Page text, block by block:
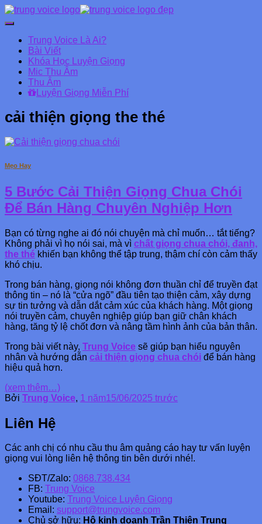
Chuyển
Danh
mục
chính
Trung Voice Là Ai?
Bài Viết
Khóa Học Luyện Giọng
Mic Thu Âm
Thu Âm
Luyện Giọng Miễn Phí
cải thiện giọng the thé
Mẹo Hay
5 Bước Cải Thiện Giọng Chua Chói
Để Bán Hàng Chuyên Nghiệp Hơn
Bạn có từng nghe ai đó nói chuyện mà chỉ muốn… tắt tiếng?
Không phải vì họ nói sai, mà vì chất giọng chua chói, đanh,
the thé khiến bạn không thể tập trung, thậm chí còn cảm thấy
khó chịu.
Trong bán hàng, giọng nói không đơn thuần chỉ để truyền đạt
thông tin – nó là “cửa ngõ” đầu tiên tạo thiện cảm, xây dựng
sự tin tưởng và dẫn dắt cảm xúc của khách hàng. Một giọng
nói truyền cảm, chuyên nghiệp giúp bạn giữ chân khách
hàng, tăng tỷ lệ chốt đơn và nâng tầm hình ảnh của bản thân.
Trong bài viết này, Trung Voice sẽ giúp bạn hiểu nguyên
nhân và hướng dẫn cải thiện giọng chua chói để bán hàng
hiệu quả hơn.
(xem thêm…)
Bởi Trung Voice, 1 năm15/06/2025 trước
Liên Hệ
Các anh chị có nhu cầu thu âm quảng cáo hay tư vấn luyện
giọng vui lòng liên hệ thông tin bên dưới nhé!.
SĐT/Zalo: 0868.738.434
FB:
Trung Voice
Youtube:
Trung Voice Luyện Giọng
Email: support@trungvoice.com
Chủ sở hữu: Hộ kinh doanh Trần Thiên Trung